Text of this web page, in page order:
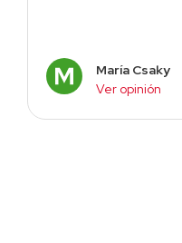
María Csaky
Ver opinión